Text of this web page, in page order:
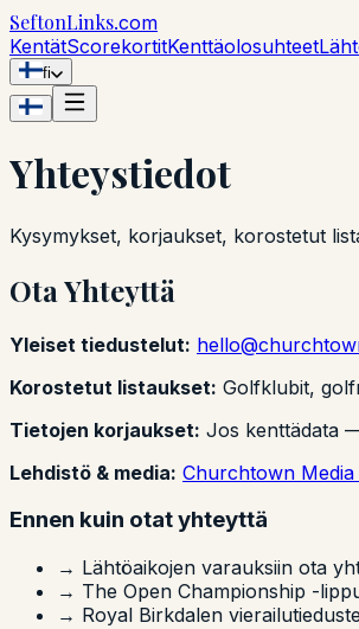
SeftonLinks.com
KentätScorekortitKenttäolosuhteet
fi
Yhteystiedot
Kysymykset, korjaukset, korostetut
Ota Yhteyttä
Yleiset tiedustelut:
Korostetut listaukset: Golfklubit,
Tietojen korjaukset: Jos kenttädata
Lehdistö & media: Churchtown Media
Ennen kuin otat yhteyttä
→ Lähtöaikojen varauksiin ota
→ The Open Championship -
→ Royal Birkdalen